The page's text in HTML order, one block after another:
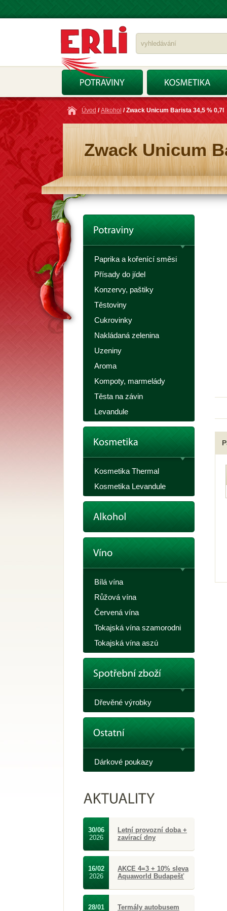
Úvod /Alkohol / Zwack Unicum Barista 34,5 % 0,7l
Zwack Unicum
Paprika a kořenící směsi
Přísady do jídel
Konzervy, paštiky
Těstoviny
Cukrovinky
Nakládaná zelenina
Uzeniny
Aroma
Kompoty, marmelády
Těsta na závin
Levandule
Kosmetika Thermal
Kosmetika Levandule
Bílá vína
Růžová vína
Červená vína
Tokajská vína szamorodni
Tokajská vína aszú
Dřevěné výrobky
Dárkové poukazy
30/06
2026
Letní provozní doba +
zavírací dny
16/02
2026
AKCE 4=3 + 10% sleva
Aquaworld Budapešť
28/01 Termály autobusem